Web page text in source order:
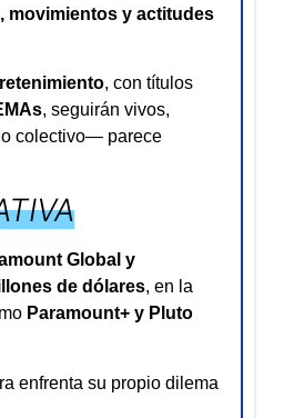
movimientos y actitudes
, con títulos
, seguirán vivos,
colectivo— parece
Global y
de dólares, en la
Paramount+ y Pluto
enfrenta su propio dilema